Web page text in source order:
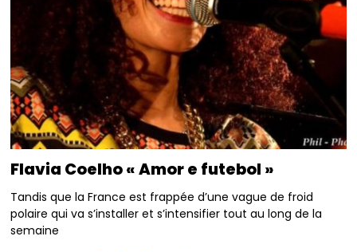
Flavia Coelho « Amor e futebol »
Tandis que la France est frappée d’une vague de froid
polaire qui va s’installer et s’intensifier tout au long de la
semaine